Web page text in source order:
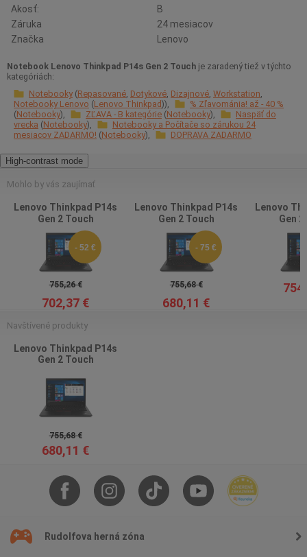
Akosť:
B
Záruka
24 mesiacov
Značka
Lenovo
Notebook Lenovo Thinkpad P14s Gen 2 Touch je zaradený tiež v týchto
kategóriách:
Notebooky Repasované Dotykové Dizajnové Workstation
Notebooky Lenovo Lenovo Thinkpad
% Zľavománia! až - 40 %
Notebooky
ZĽAVA - B kategórie Notebooky
Naspäť do
vrecka Notebooky
Notebooky a Počítače so zárukou 24
mesiacov ZADARMO! Notebooky DOPRAVA ZADARMO
High-contrast mode
Mohlo by vás zaujímať
Lenovo Thinkpad P14s
Gen 2 Touch
- 52 €
755,26 €
702,37 €
Lenovo Thinkpad P14s
Gen 2 Touch
- 75 €
755,68 €
680,11 €
Lenovo
Gen
Navštívené produkty
Lenovo Thinkpad P14s
Gen 2 Touch
755,68 €
680,11 €
Rudolfova herná zóna